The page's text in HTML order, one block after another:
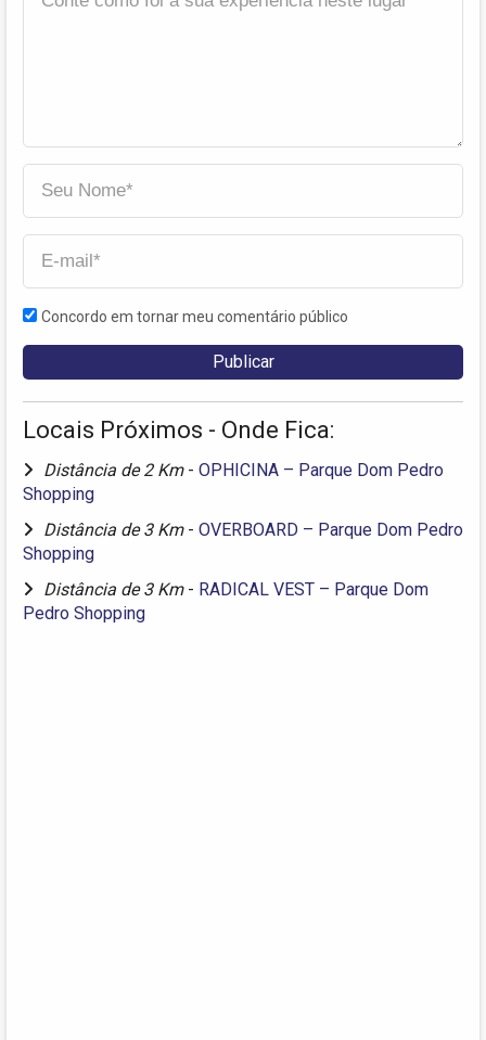
Concordo em tornar meu comentário público
Locais Próximos - Onde Fica:
Distância de 2 Km - OPHICINA – Parque Dom Pedro
Shopping
Distância de 3 Km - OVERBOARD – Parque Dom Pedro
Shopping
Distância de 3 Km - RADICAL VEST – Parque Dom
Pedro Shopping